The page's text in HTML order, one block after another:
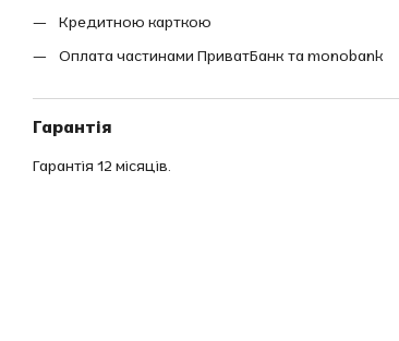
Кредитною карткою
Оплата частинами ПриватБанк та monobank
Гарантія
Гарантія 12 місяців.